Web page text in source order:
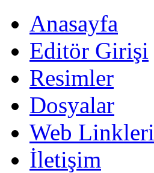
Anasayfa
Editör Girişi
Resimler
Dosyalar
Web Linkleri
İletişim